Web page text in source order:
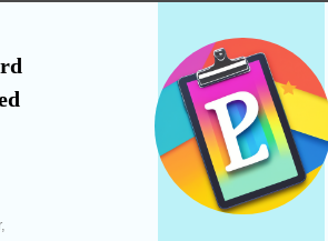
змены.